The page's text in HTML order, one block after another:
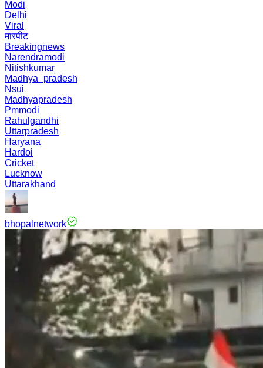
Modi
Delhi
Viral
मारपीट
Breakingnews
Narendramodi
Nitishkumar
Madhya_pradesh
Nsui
Madhyapradesh
Pmmodi
Rahulgandhi
Uttarpradesh
Haryana
Hardoi
Cricket
Lucknow
Uttarakhand
bhopalnetwork